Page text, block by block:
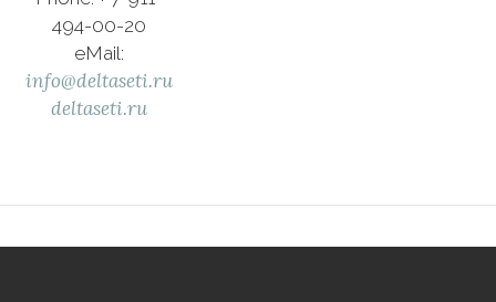
494-00-20
eMail:
info@deltaseti.ru
deltaseti.ru